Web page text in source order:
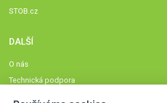
STOB.cz
DALŠÍ
O nás
Technická podpora